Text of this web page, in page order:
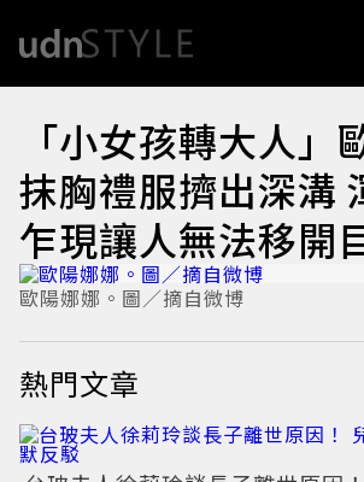
「小女孩轉大人」
抹胸禮服擠出深溝
乍現讓人無法移開
歐陽娜娜。圖／摘自微博
熱門文章